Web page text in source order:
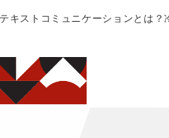
テキストコミュニケーションとは